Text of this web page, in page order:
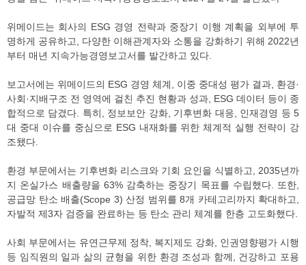
위메이드는 회사의 ESG 경영 전략과 중장기 이행 계획을 외부에 투
명하게 공유하고, 다양한 이해관계자와 소통을 강화하기 위해 2022년
부터 매년 지속가능경영보고서를 발간하고 있다.
보고서에는 위메이드의 ESG 경영 체계, 이중 중대성 평가 결과, 환경·
사회·지배구조 전 영역에 걸친 추진 현황과 성과, ESG 데이터 등이 종
합적으로 담겼다. 특히, 정보보안 강화, 기후변화 대응, 인재경영 등 5
대 중대 이슈를 중심으로 ESG 내재화를 위한 체계적 실행 전략이 강
조됐다.
환경 부문에서는 기후변화 리스크와 기회 요인을 식별하고, 2035년까
지 온실가스 배출량을 63% 감축하는 중장기 목표를 수립했다. 또한,
공급망 탄소 배출(Scope 3) 산정 범위를 8개 카테고리까지 확대하고,
자발적 제3자 검증을 완료하는 등 탄소 관리 체계를 한층 고도화했다.
사회 부문에서는 유연근무제 정착, 복지제도 강화, 인권영향평가 시행
등 임직원의 일과 삶의 균형을 위한 환경 조성과 함께, 건강하고 포용